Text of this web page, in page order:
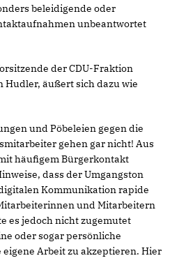
beleidigende oder
unbeantwortet
der CDU-Fraktion
Hudler, äußert sich dazu wie
und Pöbeleien gegen die
gehen gar nicht! Aus
häufigem Bürgerkontakt
dass der Umgangston
Kommunikation rapide
und Mitarbeitern
es jedoch nicht zugemutet
oder sogar persönliche
Arbeit zu akzeptieren. Hier